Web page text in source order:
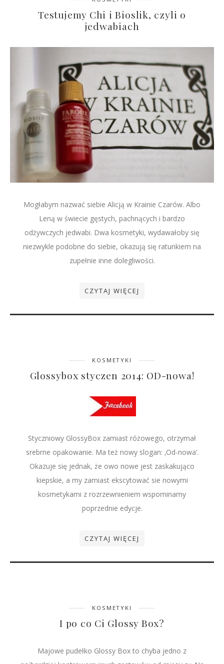
Testujemy Chi i Bioslik, czyli o
jedwabiach
Mogłabym nazwać siebie Alicją w Krainie Czarów. Albo
Leną w świecie gęstych, pachnących i bardzo
odżywczych jedwabi. Dwa kosmetyki, wydawałoby się
niezwykle podobne do siebie, okazują się ratunkiem na
zupełnie inne dolegliwości.
CZYTAJ WIĘCEJ
KOSMETYKI
Glossybox styczen 2014: OD-nowa!
Styczniowy GlossyBox zamiast różowego, otrzymał
srebrne opakowanie. Ma też nowy slogan: ‚Od-nowa’.
Okazuje się jednak, że owo nowe jest zaskakująco
kiepskie, a my zamiast ekscytować sie nowymi
kosmetykami z rozrzewnieniem wspominamy
poprzednie edycje.
CZYTAJ WIĘCEJ
KOSMETYKI
I po co Ci Glossy Box?
Majowe pudełko Glossy Box to chyba jedno z